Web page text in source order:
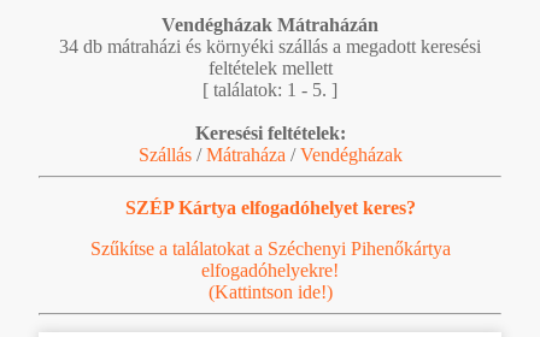
Vendégházak Mátraházán
34 db mátraházi és környéki szállás a megadott keresési
feltételek mellett
[ találatok: 1 - 5. ]
Keresési feltételek:
Szállás/Mátraháza /Vendégházak
SZÉP Kártya elfogadóhelyet keres?
Szűkítse a találatokat a Széchenyi Pihenőkártya
elfogadóhelyekre!
(Kattintson ide!)